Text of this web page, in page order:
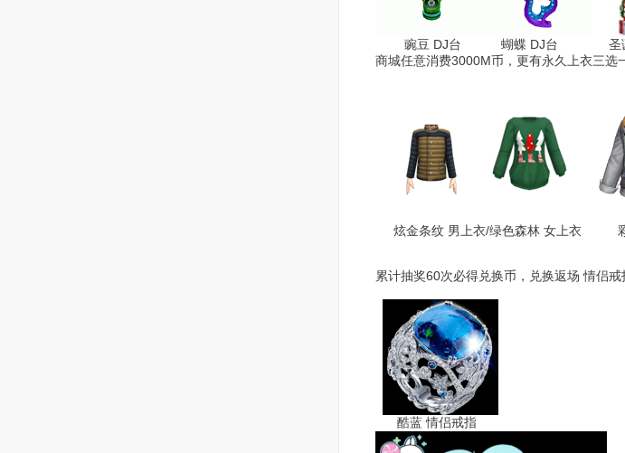
豌豆 DJ台 蝴蝶 DJ台 圣诞
商城任意消费3000M币，更有永久上衣三选
炫金条纹 男上衣/绿色森林 女上
累计抽奖60次必得兑换币，兑换返场 情侣
酷蓝 情侣戒指